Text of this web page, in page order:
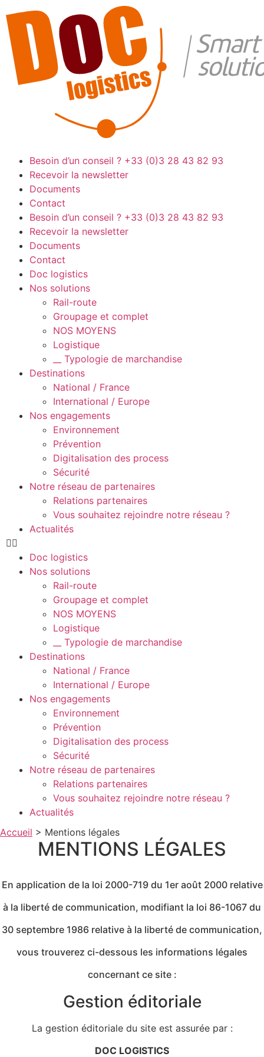
Besoin d’un conseil ? +33 (0)3 28 43 82 93
Recevoir la newsletter
Documents
Contact
Besoin d’un conseil ? +33 (0)3 28 43 82 93
Recevoir la newsletter
Documents
Contact
Doc logistics
Nos solutions
Rail-route
Groupage et complet
NOS MOYENS
Logistique
__ Typologie de marchandise
Destinations
National / France
International / Europe
Nos engagements
Environnement
Prévention
Digitalisation des process
Sécurité
Notre réseau de partenaires
Relations partenaires
Vous souhaitez rejoindre notre réseau ?
Actualités
Doc logistics
Nos solutions
Rail-route
Groupage et complet
NOS MOYENS
Logistique
__ Typologie de marchandise
Destinations
National / France
International / Europe
Nos engagements
Environnement
Prévention
Digitalisation des process
Sécurité
Notre réseau de partenaires
Relations partenaires
Vous souhaitez rejoindre notre réseau ?
Actualités
Accueil > Mentions légales
MENTIONS LÉGALES
En application de la loi 2000-719 du 1er août 2000 relative
à la liberté de communication, modifiant la loi 86-1067 du
30 septembre 1986 relative à la liberté de communication,
vous trouverez ci-dessous les informations légales
concernant ce site :
Gestion éditoriale
La gestion éditoriale du site est assurée par :
DOC LOGISTICS